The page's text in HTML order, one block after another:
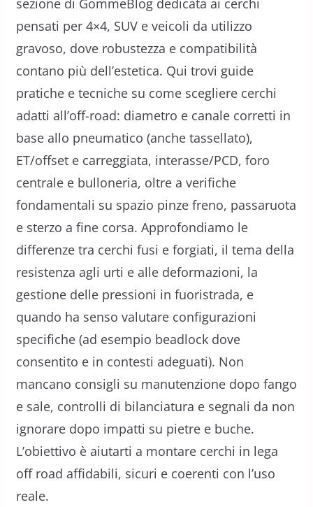
sezione di GommeBlog dedicata ai cerchi
pensati per 4×4, SUV e veicoli da utilizzo
gravoso, dove robustezza e compatibilità
contano più dell’estetica. Qui trovi guide
pratiche e tecniche su come scegliere cerchi
adatti all’off-road: diametro e canale corretti in
base allo pneumatico (anche tassellato),
ET/offset e carreggiata, interasse/PCD, foro
centrale e bulloneria, oltre a verifiche
fondamentali su spazio pinze freno, passaruota
e sterzo a fine corsa. Approfondiamo le
differenze tra cerchi fusi e forgiati, il tema della
resistenza agli urti e alle deformazioni, la
gestione delle pressioni in fuoristrada, e
quando ha senso valutare configurazioni
specifiche (ad esempio beadlock dove
consentito e in contesti adeguati). Non
mancano consigli su manutenzione dopo fango
e sale, controlli di bilanciatura e segnali da non
ignorare dopo impatti su pietre e buche.
L’obiettivo è aiutarti a montare cerchi in lega
off road affidabili, sicuri e coerenti con l’uso
reale.